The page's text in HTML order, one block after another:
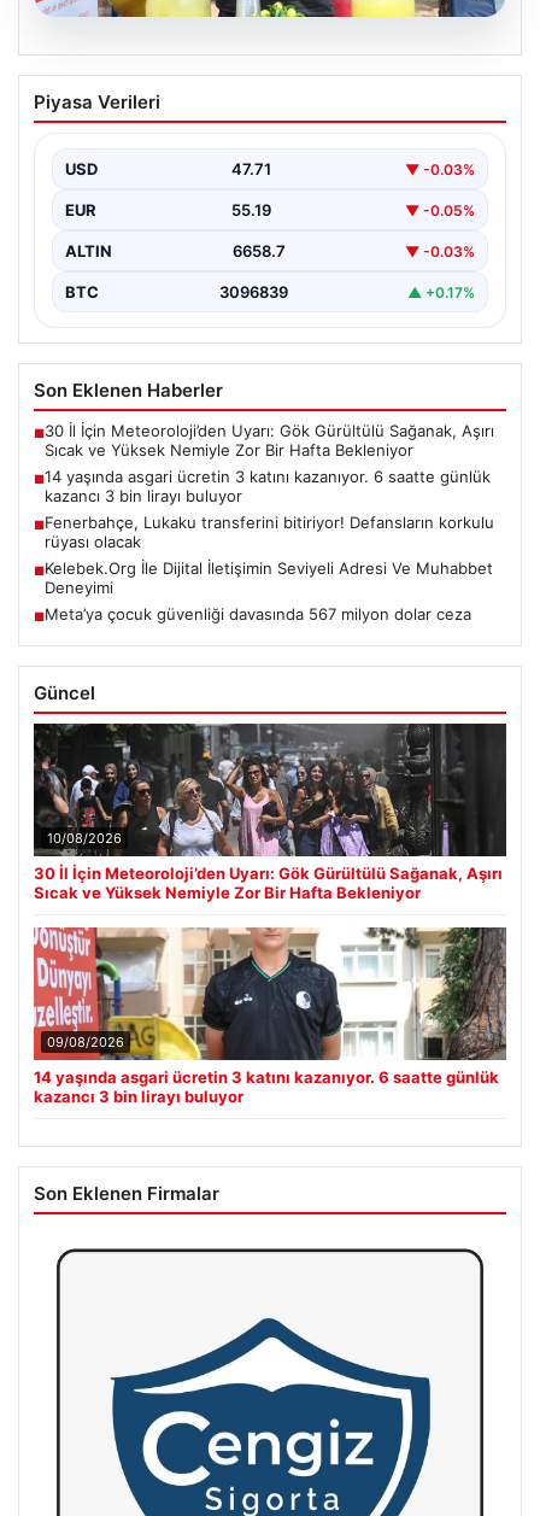
09.08.2026
14 yaşında asgari ücretin 3 katını
kazanıyor. 6 saatte günlük kazancı 3 bin
Piyasa Verileri
USD 47.71 ▼ -0.03%
EUR 55.19 ▼ -0.05%
ALTIN 6658.7 ▼ -0.03%
BTC 3096839 ▲ +0.17%
Son Eklenen Haberler
■30 İl İçin Meteoroloji’den Uyarı: Gök Gürültülü Sağanak, Aşırı
Sıcak ve Yüksek Nemiyle Zor Bir Hafta Bekleniyor
■14 yaşında asgari ücretin 3 katını kazanıyor. 6 saatte günlük
kazancı 3 bin lirayı buluyor
■Fenerbahçe, Lukaku transferini bitiriyor! Defansların korkulu
rüyası olacak
■Kelebek.Org İle Dijital İletişimin Seviyeli Adresi Ve Muhabbet
Deneyimi
■Meta’ya çocuk güvenliği davasında 567 milyon dolar ceza
Güncel
10/08/2026
30 İl İçin Meteoroloji’den Uyarı: Gök Gürültülü Sağanak, Aşırı
Sıcak ve Yüksek Nemiyle Zor Bir Hafta Bekleniyor
09/08/2026
14 yaşında asgari ücretin 3 katını kazanıyor. 6 saatte günlük
kazancı 3 bin lirayı buluyor
Son Eklenen Firmalar